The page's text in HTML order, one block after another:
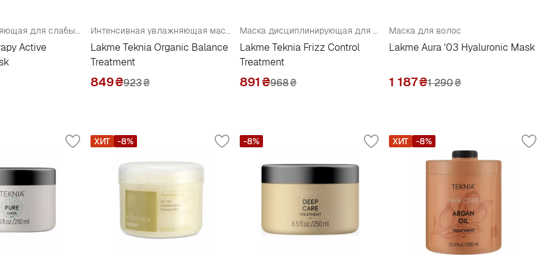
Маска укрепляющая для слабых и безжизненных волос
Active
Интенсивная увлажняющая маска для всех типов волос
Lakme Teknia Organic Balance
Treatment
849₴923₴
Маска дисциплинирующая для непослушных или вьющихся волос
Lakme Teknia Frizz Control
Treatment
891₴968₴
Маска для волос
Lakme Aura '03 Hyaluronic Mask
1 187₴1 290₴
ХИТ -8% -8% ХИТ -8%